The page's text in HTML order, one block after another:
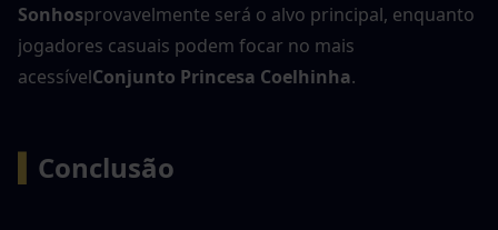
Sonhosprovavelmente será o alvo principal, enquanto
jogadores casuais podem focar no mais
acessívelConjunto Princesa Coelhinha.
Conclusão